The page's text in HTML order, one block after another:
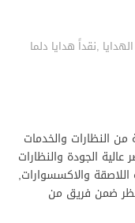
,نقداً هدايا دلما
النظارات والخدمات
عالية الجودة والنظارات
والاكسسوارات,
ضمن فريق من